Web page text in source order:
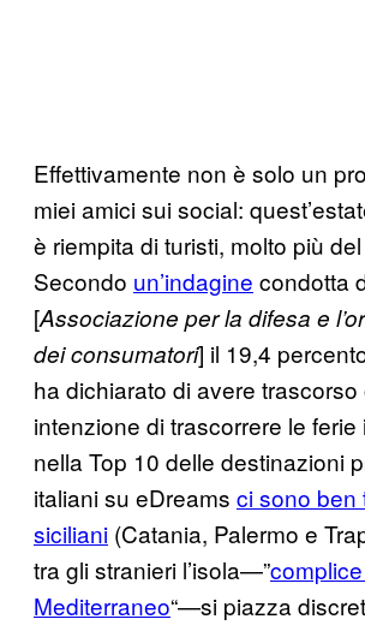
Effettivamente non è solo un
miei amici sui social:
è riempita di turisti, molto più
Secondo un’indagine condotta
[Associazione per la difesa e
dei consumatori] il 19,4
ha dichiarato di avere trascorso
intenzione di trascorrere le ferie
nella Top 10 delle destinazioni
italiani su eDreams ci sono ben
siciliani (Catania, Palermo e
tra gli stranieri l’isola—”
Mediterraneo“—si piazza